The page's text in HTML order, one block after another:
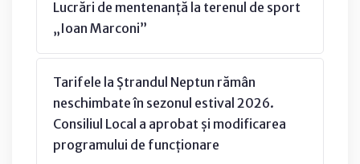
Lucrări de mentenanță la terenul de sport
„Ioan Marconi”
Tarifele la Ștrandul Neptun rămân
neschimbate în sezonul estival 2026.
Consiliul Local a aprobat și modificarea
programului de funcționare